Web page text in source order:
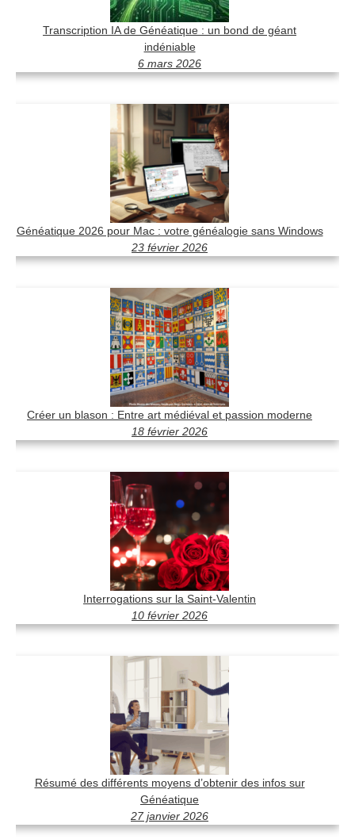
Transcription IA de Généatique : un bond de géant
indéniable
6 mars 2026
Généatique 2026 pour Mac : votre généalogie sans Windows
23 février 2026
Créer un blason : Entre art médiéval et passion moderne
18 février 2026
Interrogations sur la Saint-Valentin
10 février 2026
Résumé des différents moyens d’obtenir des infos sur
Généatique
27 janvier 2026